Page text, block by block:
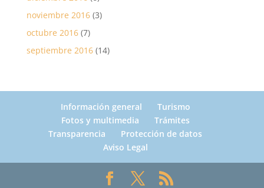
noviembre 2016(3)
octubre 2016(7)
septiembre 2016(14)
Información general
Turismo
Fotos y multimedia
Trámites
Transparencia
Protección de datos
Aviso Legal